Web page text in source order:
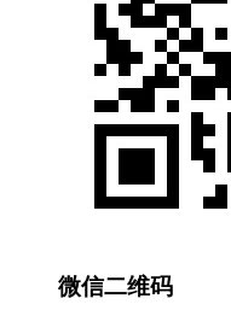
微信二维码